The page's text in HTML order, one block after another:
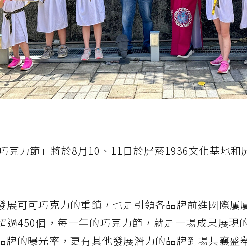
克力節」將於8月10、11日於屏菸1936文化基地
展可可巧克力的重鎮，也是引領各品牌前進國際屢
過450個，每一年的巧克力節，就是一場成果展現
牌的曝光率，更有其他發展潛力的品牌到場共襄盛